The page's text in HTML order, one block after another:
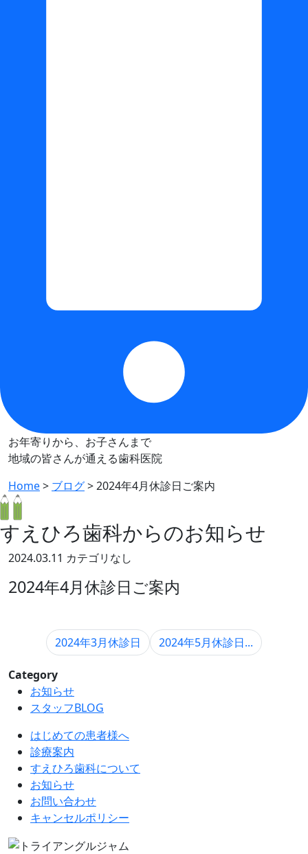
お年寄りから、お子さんまで
地域の皆さんが通える歯科医院
Home> ブログ>2024年4月休診日ご案内
すえひろ歯科からのお知らせ
2024.03.11 カテゴリなし
2024年4月休診日ご案内
2024年3月休診日 2024年5月休診日...
Category
お知らせ
スタッフBLOG
はじめての患者様へ
診療案内
すえひろ歯科について
お知らせ
お問い合わせ
キャンセルポリシー